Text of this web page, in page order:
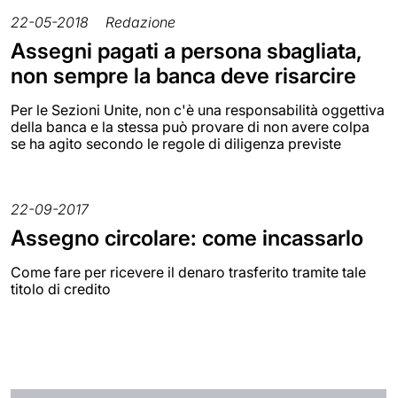
22-05-2018 Redazione
Assegni pagati a persona sbagliata,
non sempre la banca deve risarcire
Per le Sezioni Unite, non c'è una responsabilità oggettiva
della banca e la stessa può provare di non avere colpa
se ha agito secondo le regole di diligenza previste
22-09-2017
Assegno circolare: come incassarlo
Come fare per ricevere il denaro trasferito tramite tale
titolo di credito